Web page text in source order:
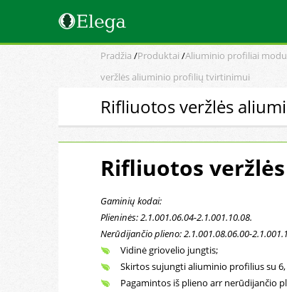
Pradžia /Produktai /Aliuminio profiliai
veržlės aliuminio profilių tvirtinimui
Rifliuotos veržlės
Rifliuotos
Gaminių kodai:
Plieninės: 2.1.001.06.04-2.1.001.10.08.
Nerūdijančio plieno: 2.1.001.08.06.00-
Vidinė griovelio jungtis;
Skirtos sujungti aliuminio profilius su
Pagamintos iš plieno arr nerūdijančio